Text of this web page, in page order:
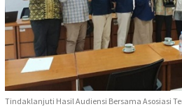
Tindaklanjuti Hasil Audiensi Bersama Asosiasi